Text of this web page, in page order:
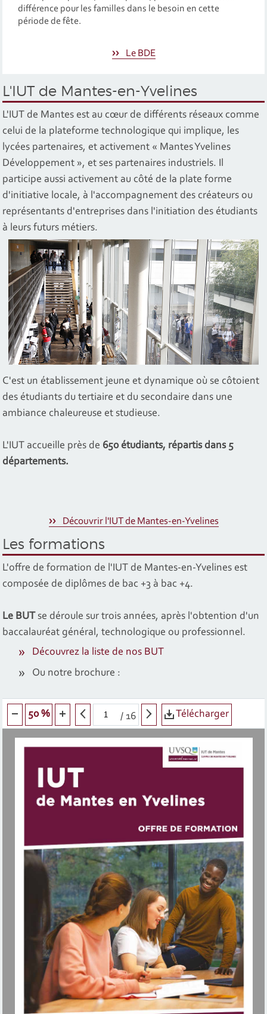
différence pour les familles dans le besoin en cette
période de fête.
Le BDE
L'IUT de Mantes-en-Yvelines
L'IUT de Mantes est au cœur de différents réseaux comme
celui de la plateforme technologique qui implique, les
lycées partenaires, et activement « Mantes Yvelines
Développement », et ses partenaires industriels. Il
participe aussi activement au côté de la plate forme
d'initiative locale, à l'accompagnement des créateurs ou
représentants d'entreprises dans l'initiation des étudiants
à leurs futurs métiers.
C'est un établissement jeune et dynamique où se côtoient
des étudiants du tertiaire et du secondaire dans une
ambiance chaleureuse et studieuse.
L'IUT accueille près de 650 étudiants, répartis dans 5
départements.
Découvrir l'IUT de Mantes-en-Yvelines
Les formations
L'offre de formation de l'IUT de Mantes-en-Yvelines est
composée de diplômes de bac +3 à bac +4.
Le BUTse déroule sur trois années, après l'obtention d'un
baccalauréat général, technologique ou professionnel.
Découvrez la liste de nos BUT
Ou notre brochure :
50 % /16 Télécharger